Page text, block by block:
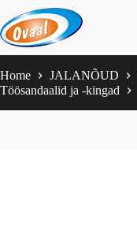
to
content
Home JALANÕUD
Töösandaalid ja -kingad